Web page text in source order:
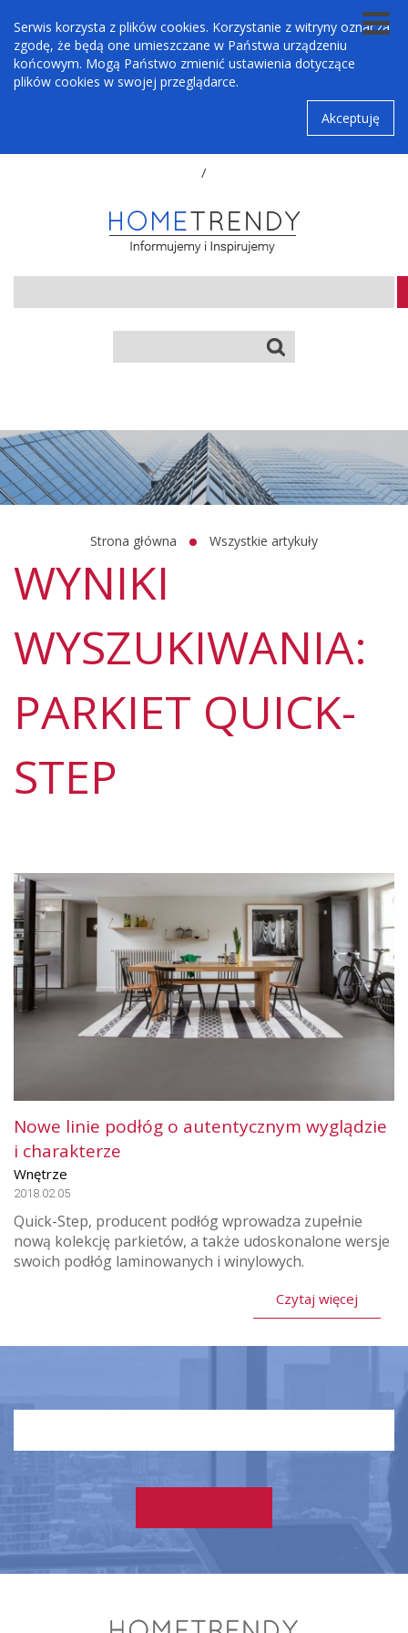
Serwis korzysta z plików cookies. Korzystanie z witryny oznacza
zgodę, że będą one umieszczane w Państwa urządzeniu
końcowym. Mogą Państwo zmienić ustawienia dotyczące
plików cookies w swojej przeglądarce.
Akceptuję
/
Strona główna Wszystkie artykuły
WYNIKI
WYSZUKIWANIA:
PARKIET QUICK-
STEP
Nowe linie podłóg o autentycznym wyglądzie
i charakterze
Wnętrze
2018.02.05
Quick-Step, producent podłóg wprowadza zupełnie
nową kolekcję parkietów, a także udoskonalone wersje
swoich podłóg laminowanych i winylowych.
Czytaj więcej